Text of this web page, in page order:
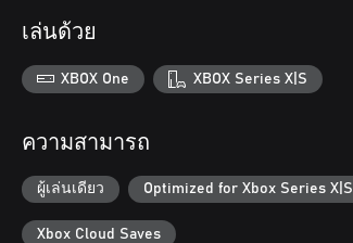
เล่นด้วย
XBOX One XBOX Series X|S
ความสามารถ
ผู้เล่นเดียว Optimized for Xbox Series X|S
Xbox Cloud Saves